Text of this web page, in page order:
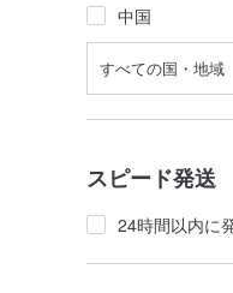
中国
すべての国・地域
スピード発送
24時間以内に